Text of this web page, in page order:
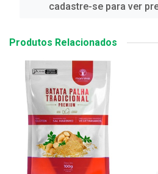
cadastre-se para ver
Produtos Relacionados